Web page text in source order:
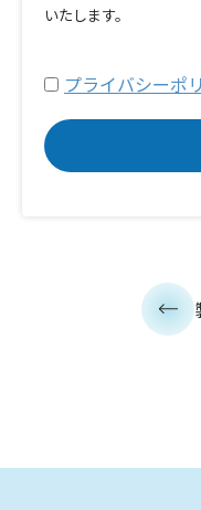
いたします。
プライバシーポ